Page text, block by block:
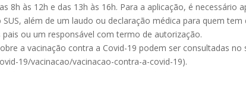
8h às 12h e das 13h às 16h. Para a aplicação, é necessário
SUS, além de um laudo ou declaração médica para quem
ou um responsável com termo de autorização.
a vacinação contra a Covid-19 podem ser consultadas no
19/vacinacao/vacinacao-contra-a-covid-19).